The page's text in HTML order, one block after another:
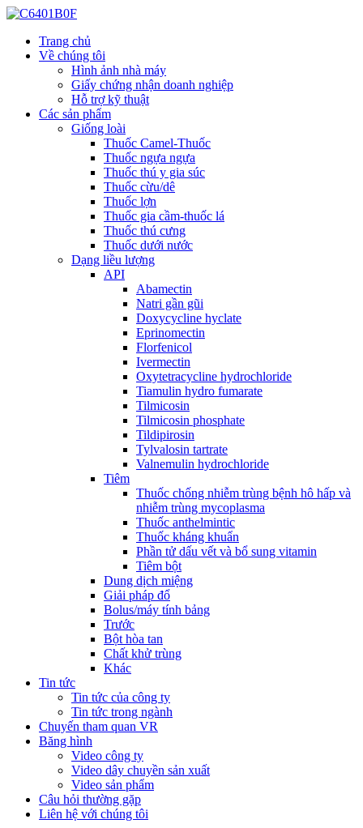
Trang chủ
Về chúng tôi
Hình ảnh nhà máy
Giấy chứng nhận doanh nghiệp
Hỗ trợ kỹ thuật
Các sản phẩm
Giống loài
Thuốc Camel-Thuốc
Thuốc ngựa ngựa
Thuốc thú y gia súc
Thuốc cừu/dê
Thuốc lợn
Thuốc gia cầm-thuốc lá
Thuốc thú cưng
Thuốc dưới nước
Dạng liều lượng
API
Abamectin
Natri gần gũi
Doxycycline hyclate
Eprinomectin
Florfenicol
Ivermectin
Oxytetracycline hydrochloride
Tiamulin hydro fumarate
Tilmicosin
Tilmicosin phosphate
Tildipirosin
Tylvalosin tartrate
Valnemulin hydrochloride
Tiêm
Thuốc chống nhiễm trùng bệnh hô hấp và
nhiễm trùng mycoplasma
Thuốc anthelmintic
Thuốc kháng khuẩn
Phần tử dấu vết và bổ sung vitamin
Tiêm bột
Dung dịch miệng
Giải pháp đổ
Bolus/máy tính bảng
Trước
Bột hòa tan
Chất khử trùng
Khác
Tin tức
Tin tức của công ty
Tin tức trong ngành
Chuyến tham quan VR
Băng hình
Video công ty
Video dây chuyền sản xuất
Video sản phẩm
Câu hỏi thường gặp
Liên hệ với chúng tôi